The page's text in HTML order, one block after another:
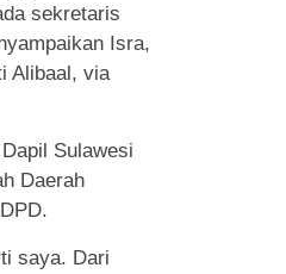
sekretaris
Isra,
Alibaal, via
Sulawesi
Daerah
saya. Dari